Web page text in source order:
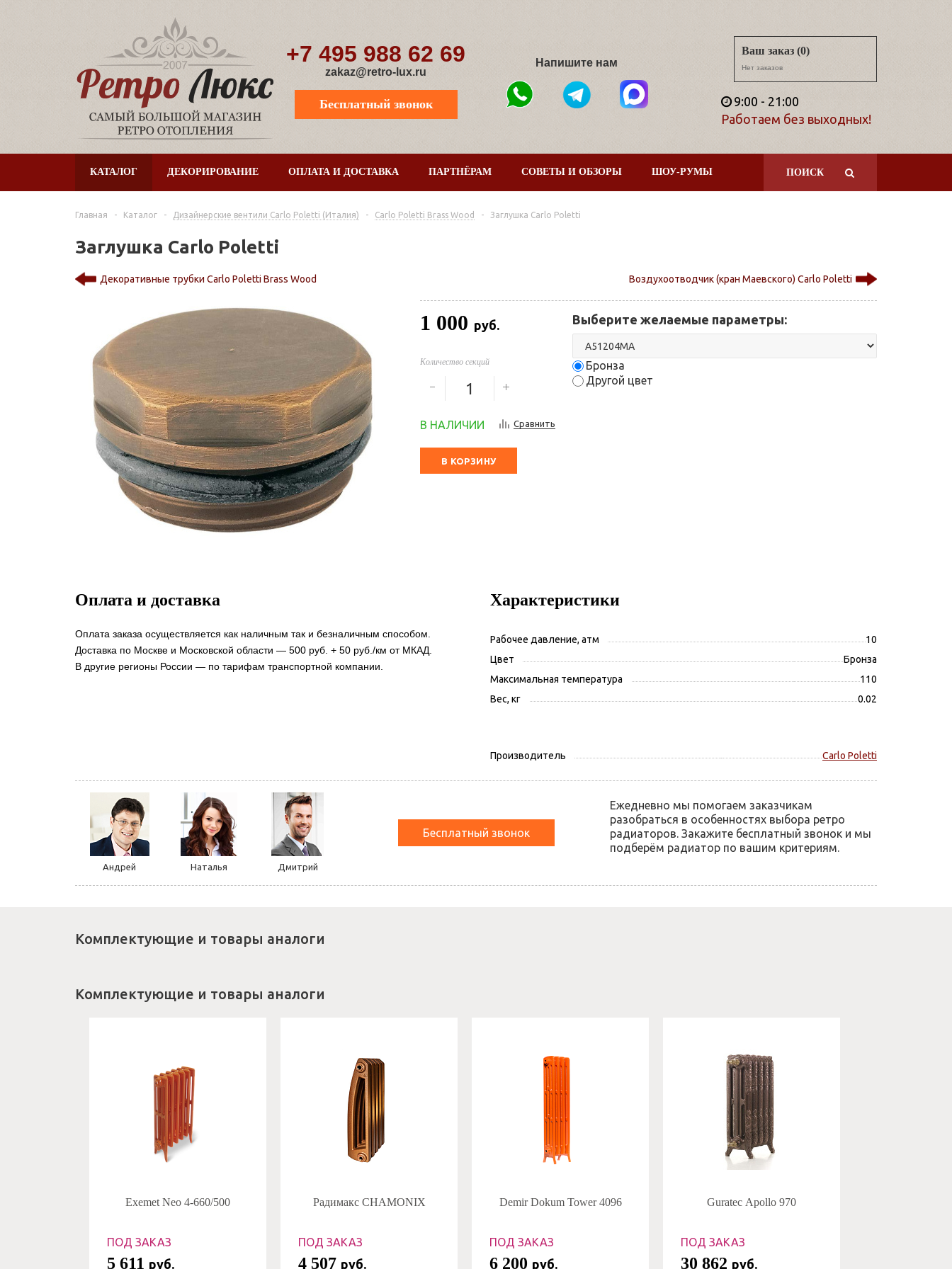
+7 495 988 62 69
zakaz@retro-lux.ru
Бесплатный звонок
Напишите нам
Ваш заказ (0)
Нет заказов
9:00 - 21:00
Работаем без выходных!
ПОИСК
КАТАЛОГ ДЕКОРИРОВАНИЕ ОПЛАТА И ДОСТАВКА ПАРТНЁРАМ СОВЕТЫ И ОБЗОРЫ ШОУ-РУМЫ
Главная - Каталог - Дизайнерские вентили Сarlo Poletti (Италия) - Carlo Poletti Brass Wood - Заглушка Carlo Poletti
Заглушка Carlo Poletti
Декоративные трубки Carlo Poletti Brass Wood Воздухоотводчик (кран Маевского) Carlo Poletti
1 000 руб.
Количество секций
В НАЛИЧИИ Сравнить
Выберите желаемые параметры:
Бронза
Другой цвет
В КОРЗИНУ
Оплата и доставка
Оплата заказа осуществляется как наличным так и безналичным способом.
Доставка по Москве и Московской области — 500 руб. + 50 руб./км от МКАД.
В другие регионы России — по тарифам транспортной компании.
Характеристики
Рабочее давление, атм
10
Цвет
Бронза
Максимальная температура
110
Вес, кг
0.02
Производитель Carlo Poletti
Андрей Наталья Дмитрий
Бесплатный звонок
Ежедневно мы помогаем заказчикам
разобраться в особенностях выбора ретро
радиаторов. Закажите бесплатный звонок и мы
подберём радиатор по вашим критериям.
Комплектующие и товары аналоги
Комплектующие и товары аналоги
Exemet Neo 4-660/500
ПОД ЗАКАЗ
5 611 руб.
Радимакс CHAMONIX
ПОД ЗАКАЗ
4 507 руб.
Demir Dokum Tower 4096
ПОД ЗАКАЗ
6 200 руб.
Guratec Apollo 970
ПОД ЗАКАЗ
30 862 руб.